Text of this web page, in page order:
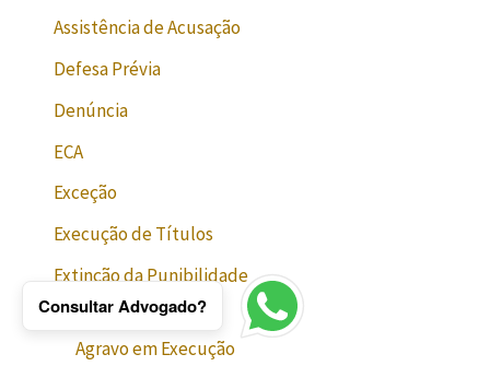
Assistência de Acusação
Defesa Prévia
Denúncia
ECA
Exceção
Execução de Títulos
Extinção da Punibilidade
Execução Penal
Agravo em Execução
Consultar Advogado?